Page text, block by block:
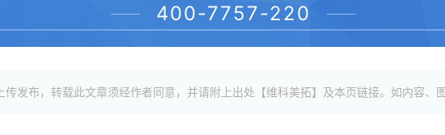
发布，转载此文章须经作者同意，并请附上出处【维科美拓】及本页链接。如内容、
400-7757-220